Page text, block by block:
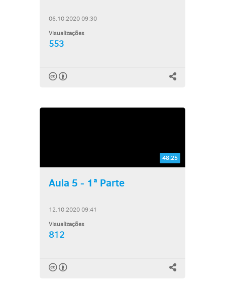
06.10.2020 09:30
Visualizações
553
48:25
Aula 5 - 1ª Parte
12.10.2020 09:41
Visualizações
812